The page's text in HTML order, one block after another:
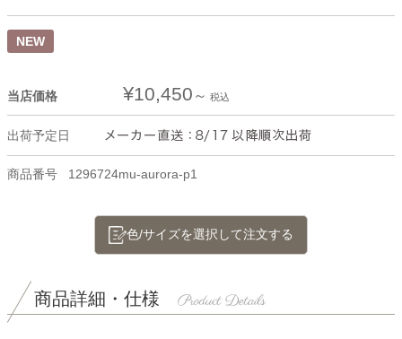
NEW
当店価格 ¥10,450 税込
出荷予定日
商品番号 1296724mu-aurora-p1
色/サイズを選択して注文する
商品詳細・仕様